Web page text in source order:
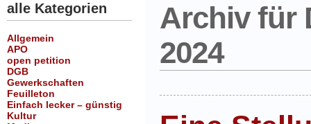
alle Kategorien
Allgemein
APO
open petition
DGB
Gewerkschaften
Feuilleton
Einfach lecker – günstig
Kultur
Archiv für
2024